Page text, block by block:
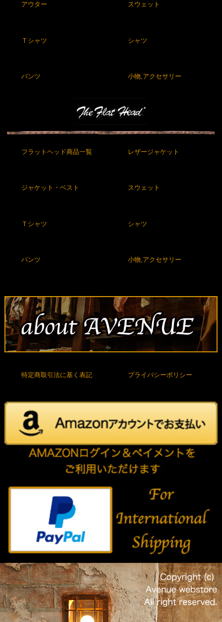
アウター スウェット
Ｔシャツ シャツ
パンツ 小物,アクセサリー
フラットヘッド商品一覧 レザージャケット
ジャケット・ベスト スウェット
Ｔシャツ シャツ
パンツ 小物,アクセサリー
特定商取引法に基く表記 プライバシーポリシー